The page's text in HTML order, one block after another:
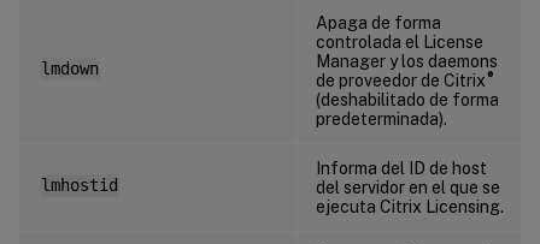
lmdown
Apaga de forma
controlada el License
Manager y los daemons
de proveedor de Citrix®
(deshabilitado de forma
predeterminada).
lmhostid
Informa del ID de host
del servidor en el que se
ejecuta Citrix Licensing.